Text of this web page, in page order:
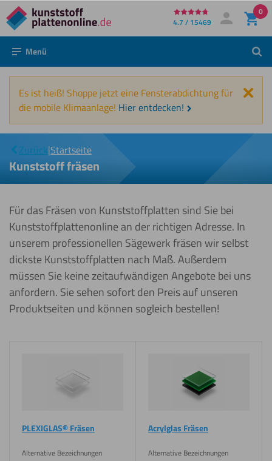
Direkt
zum
Inhalt
4.7 / 15469 Mein Konto
Anmelden
0
Menü
Es ist heiß! Shoppe jetzt eine Fensterabdichtung für
die mobile Klimaanlage! Hier entdecken!
Zurück|Startseite
Kunststoff
fräsen
Kunststoff fräsen
Für das Fräsen von Kunststoffplatten sind Sie bei
Kunststoffplattenonline an der richtigen Adresse. In
unserem professionellen Sägewerk fräsen wir selbst
dickste Kunststoffplatten nach Maß. Außerdem
müssen Sie keine zeitaufwändigen Angebote bei uns
anfordern. Sie sehen sofort den Preis auf unseren
Produktseiten und können sogleich bestellen!
Bearbeitungsoption
PLEXIGLAS® Fräsen
Alternative Bezeichnungen
Acrylglas Fräsen
Alternative Bezeichnungen